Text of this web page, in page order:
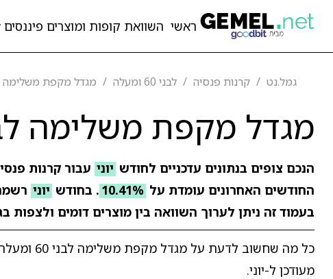
ראשי השוואת קופות ומוצרים פיננסים
גמל.נט קרנות פנסיה לבני 60 ומעלה מגדל מקפת משלימה לבני 60
מגדל מקפת משלימה לבני 60
הנכם צופים בנתונים עדכניים לחודש יוני עבור קרנות
החודשים האחרונים עומדת על 10.41% . בחודש יוני
בעמוד זה ניתן לערוך השוואה בין מוצרים דומים ולצפות
כל מה
מעודכן ל-יוני.